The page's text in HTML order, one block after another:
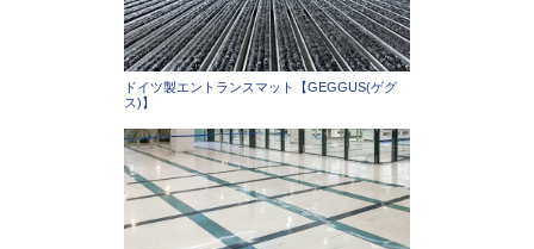
ドイツ製エントランスマット【GEGGUS(ゲグ
ス)】